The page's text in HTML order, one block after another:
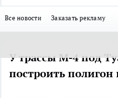
Все новости Заказать рекламу
У трассы М-4 под
построить полигон